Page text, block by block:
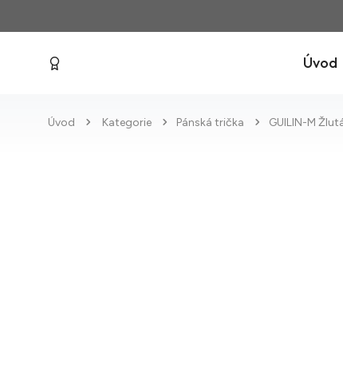
Úvod
Úvod Kategorie Pánská trička GUILIN-M